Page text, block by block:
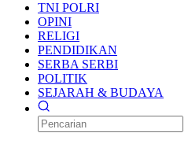
TNI POLRI
OPINI
RELIGI
PENDIDIKAN
SERBA SERBI
POLITIK
SEJARAH & BUDAYA